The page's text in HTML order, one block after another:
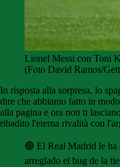
Lionel Messi con Toni
(Foto David Ramos/
In risposta alla sorpresa, lo
dire che abbiamo fatto in
alla pagina e ora non ti
ribadito l'eterna rivalità con
🟣 El Real Madrid le ha
arreglado el bug de la